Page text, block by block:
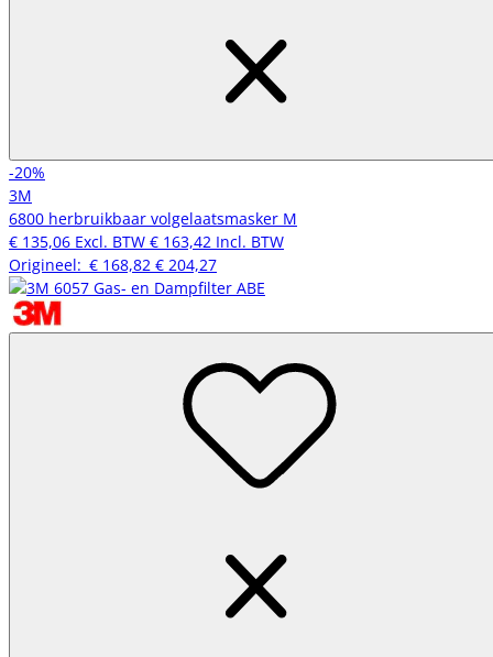
-20%
3M
6800 herbruikbaar volgelaatsmasker M
€ 135,06 Excl. BTW € 163,42 Incl. BTW
Origineel: € 168,82 € 204,27